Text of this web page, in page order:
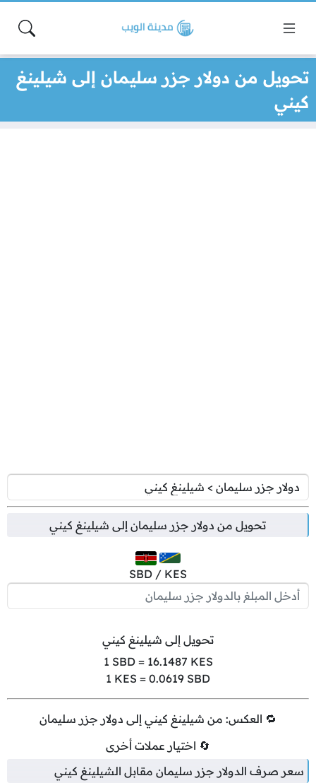
تحويل من دولار جزر سليمان إلى شيلينغ
كيني
تحويل من دولار جزر سليمان إلى شيلينغ كيني
SBD / KES
تحويل إلى شيلينغ كيني
1 SBD = 16.1487 KES
1 KES = 0.0619 SBD
🔁 العكس: من شيلينغ كيني إلى دولار جزر سليمان
🔄 اختيار عملات أخرى
سعر صرف الدولار جزر سليمان مقابل الشيلينغ كيني